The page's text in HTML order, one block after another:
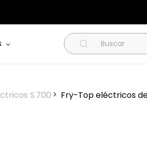
S.700 Fry-Top eléctricos